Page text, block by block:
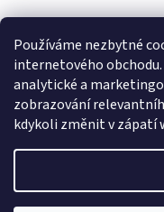
Používáme nezbytné
internetového
analytické a
zobrazování
kdykoli změnit v zápatí